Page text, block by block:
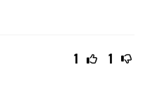
1 1